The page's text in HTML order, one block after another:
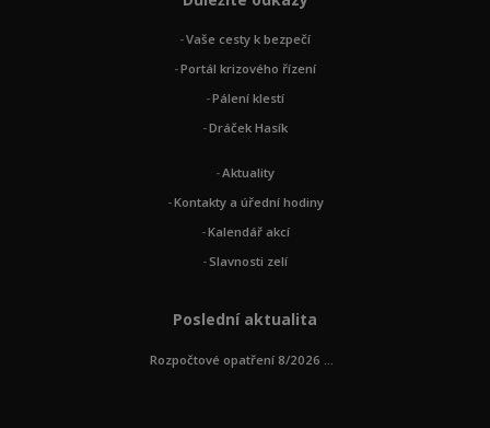
Vaše cesty k bezpečí
Portál krizového řízení
Pálení klestí
Dráček Hasík
Aktuality
Kontakty a úřední hodiny
Kalendář akcí
Slavnosti zelí
Poslední aktualita
Rozpočtové opatření 8/2026 ...